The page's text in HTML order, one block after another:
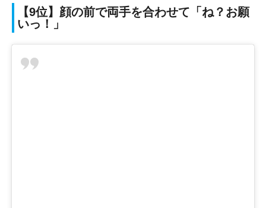
【9位】顔の前で両手を合わせて「ね？お願
いっ！」